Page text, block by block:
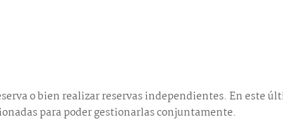
o bien realizar reservas independientes. En este
para poder gestionarlas conjuntamente.